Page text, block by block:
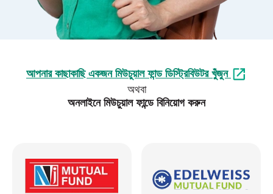
আপনার কাছাকাছি একজন মিউচুয়াল ফান্ড ডিস্ট্রিবিউটর খুঁজুন
অথবা
অনলাইনে মিউচুয়াল ফান্ডে বিনিয়োগ করুন